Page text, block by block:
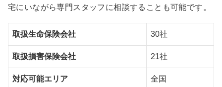
宅にいながら専門スタッフに相談することも可能です。
取扱生命保険会社 30社
取扱損害保険会社 21社
対応可能エリア 全国